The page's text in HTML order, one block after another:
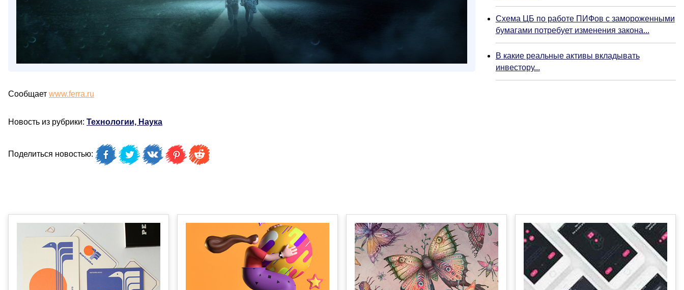
Сообщает www.ferra.ru
Новость из рубрики: Технологии, Наука
Поделиться новостью:
Схема ЦБ по работе ПИФов с замороженными
бумагами потребует изменения закона...
В какие реальные активы вкладывать
инвестору...